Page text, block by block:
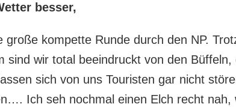
besser,
kompette Runde durch den NP.
sind wir total beeindruckt von den
sich von uns Touristen gar nicht
Ich seh nochmal einen Elch recht nah,